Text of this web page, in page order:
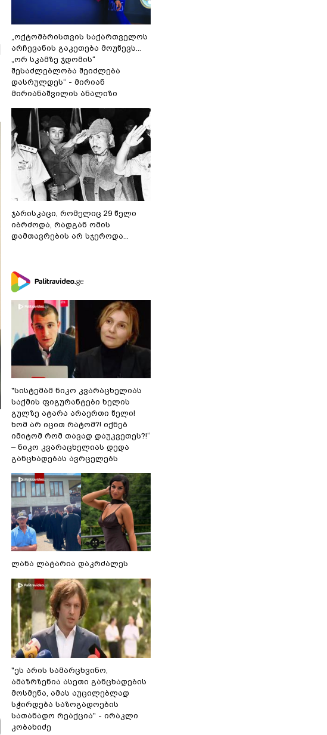
„ოქტომბრისთვის საქართველოს
არჩევანის გაკეთება მოუწევს...
„ორ სკამზე ჯდომის“
შესაძლებლობა შეიძლება
დასრულდეს“ - მირიან
მირიანაშვილის ანალიზი
ჯარისკაცი, რომელიც 29 წელი
იბრძოდა, რადგან ომის
დამთავრების არ სჯეროდა...
"სისტემამ ნიკო კვარაცხელიას
საქმის ფიგურანტები ხელის
გულზე ატარა არაერთი წელი!
ხომ არ იცით რატომ?! იქნებ
იმიტომ რომ თავად დაუკვეთეს?!“
– ნიკო კვარაცხელიას დედა
განცხადებას ავრცელებს
ლანა ლატარია დაკრძალეს
"ეს არის სამარცხვინო,
ამაზრზენია ასეთი განცხადების
მოსმენა, ამას აუცილებლად
სჭირდება საზოგადოების
სათანადო რეაქცია" - ირაკლი
კობახიძე